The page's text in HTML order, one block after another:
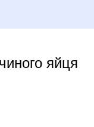
яйця